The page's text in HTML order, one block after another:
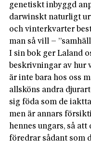
genetiskt inbyggd
darwinskt naturligt
och vinterkvarter
man så vill –
I sin bok ger Laland
beskrivningar av hur
är inte bara hos oss
allsköns andra
sig föda som de
men är annars
hennes ungars, så
föredrar sådant som